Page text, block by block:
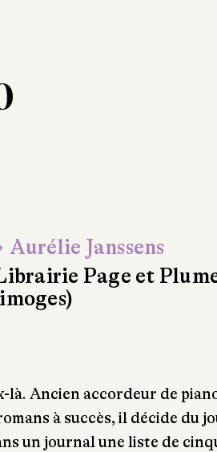
Janssens
Page et
là. Ancien accordeur de
à succès, il décide du
un journal une liste de